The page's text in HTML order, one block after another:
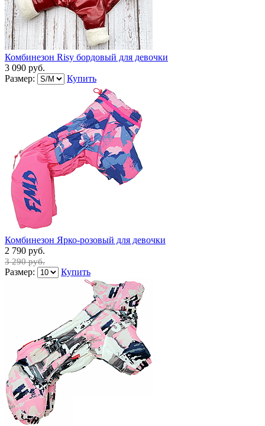
Комбинезон Risy бордовый для девочки
3 090 руб.
Размер:
Купить
Комбинезон Ярко-розовый для девочки
2 790 руб.
3 290 руб.
Размер: Купить